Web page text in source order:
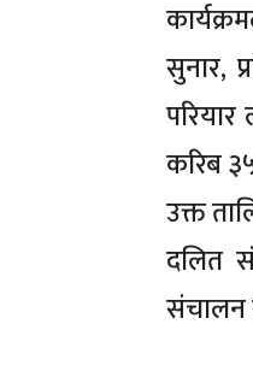
सुनार,
करिब
‎उक्त
दलित
संचालन